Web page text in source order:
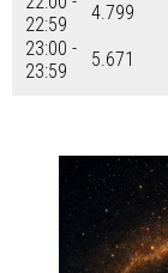
22:59
4.799
23:00 -
23:59
5.671